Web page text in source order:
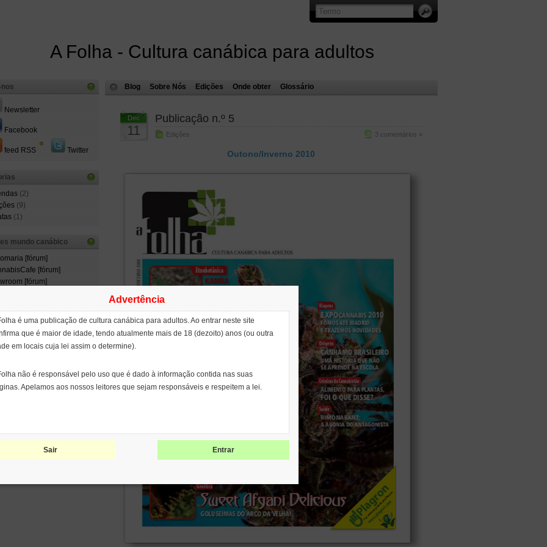
A Folha - Cultura canábica para adultos
Blog Sobre Nós Edições Onde obter Glossário
Dec
11
Publicação n.º 5
Edições 3 comentários »
Outono/Inverno 2010
nos
Newsletter
Facebook
feed RSS Twitter
(2)
(9)
(1)
mundo canábico
[fórum]
[fórum]
[fórum]
de Fumaça [filme]
CBD
Cervantes
Drug Policies
sobre
Advertência
é uma publicação de cultura canábica para adultos. Ao entrar neste site
que é maior de idade, tendo atualmente mais de 18 (dezoito) anos (ou outra
em locais cuja lei assim o determine).
não é responsável pelo uso que é dado à informação contida nas suas
Apelamos aos nossos leitores que sejam responsáveis e respeitem a lei.
Sair Entrar